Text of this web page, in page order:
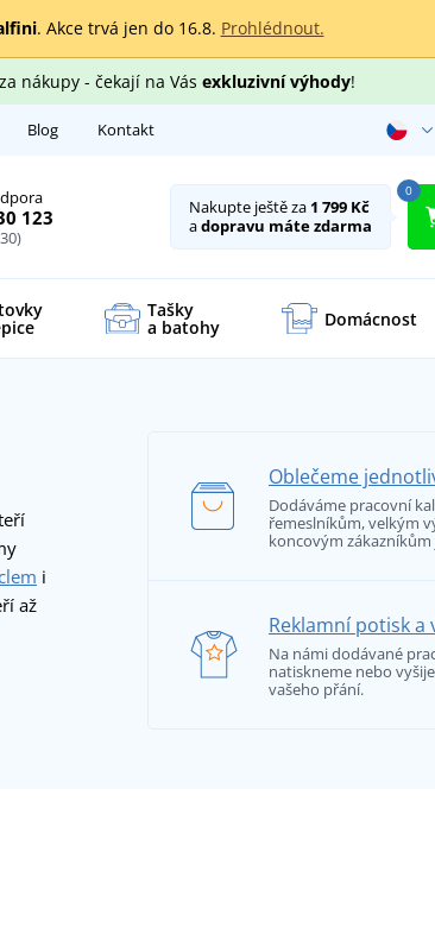
. Akce trvá jen do 16.8. Prohlédnout.
nákupy - čekají na Vás exkluzivní výhody!
Blog Kontakt
123 Nakupte ještě za 1 799 Kč
adopravu máte zdarma
0
Tašky
a batohy Domácnost
i
až
Oblečeme
Dodáváme pracovní
řemeslníkům, velkým
koncovým zákazníkům
Reklamní potisk a
Na námi dodávané
natiskneme nebo
vašeho přání.